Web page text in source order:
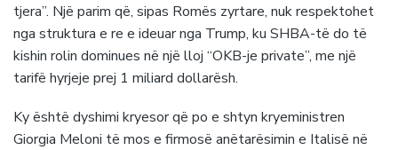
tjera”. Një parim që, sipas Romës zyrtare, nuk respektohet
nga struktura e re e ideuar nga Trump, ku SHBA-të do të
kishin rolin dominues në një lloj “OKB-je private”, me një
tarifë hyrjeje prej 1 miliard dollarësh.
Ky është dyshimi kryesor që po e shtyn kryeministren
Giorgia Meloni të mos e firmosë anëtarësimin e Italisë në